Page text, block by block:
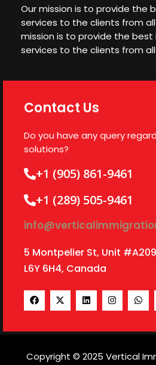
Our mission is to provide the
services to the clients from
mission is to provide the
services to the clients from
Contact Us
Do you have any query
solutions?
+1 (905) 861-9461
+1 (289) 505-9461
5 Montpelier St, Unit
L6Y 6H4, Canada
Copyright © 2025 Vertical